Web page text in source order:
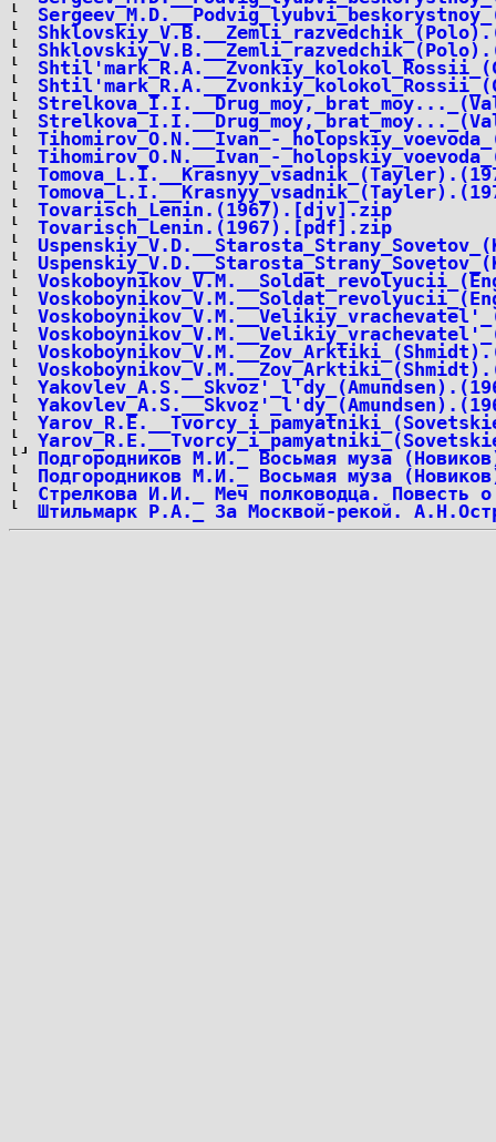
Tihomirov_O.N.__Ivan_-
Tihomirov_O.N.__Ivan_-
Tovarisch_Lenin.(1967).[djv].zip
Tovarisch_Lenin.(1967).[pdf].zip
Подгородников М.И._ Восьмая муза
Подгородников М.И._ Восьмая муза
Стрелкова И.И._ Меч полководца.
Штильмарк Р.А._ За Москвой-рекой.